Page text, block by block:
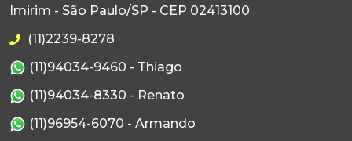
Imirim - São Paulo/SP - CEP 02413100
(11)2239-8278
(11)94034-9460 - Thiago
(11)94034-8330 - Renato
(11)96954-6070 - Armando